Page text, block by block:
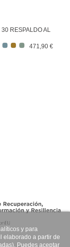
RESPALDO AL
471,90 €
y para
elaborado a partir de
Puedes aceptar